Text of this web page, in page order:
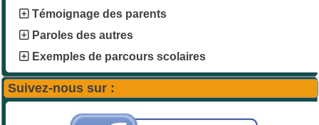
Témoignage des parents
Paroles des autres
Exemples de parcours scolaires
Suivez-nous sur :